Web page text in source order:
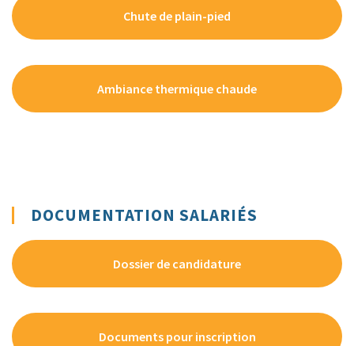
Chute de plain-pied
Ambiance thermique chaude
DOCUMENTATION SALARIÉS
Dossier de candidature
Documents pour inscription